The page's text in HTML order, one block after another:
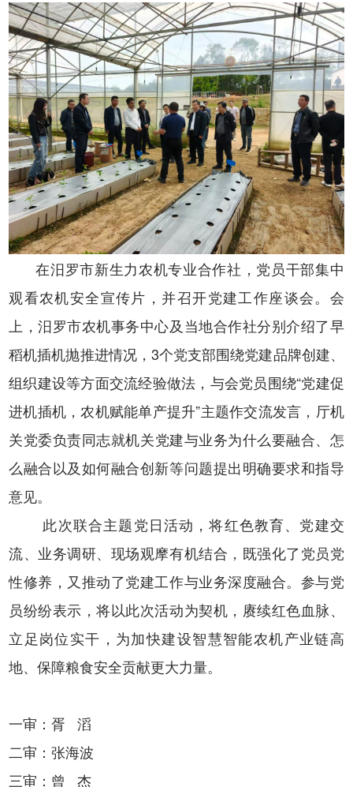
在汨罗市新生力农机专业合作社， 党员干部集中
观看农机安全宣传片， 并召开党建工作座谈会。会
上，汨罗市农机事务中心及当地合作社分别介绍了早
稻机插机抛推进情况， 3个党支部围绕党建品牌创建、
组织建设等方面交流经验做法 ，与会党员围绕“党建促
进机插机，农机赋能单产提升”主题作交流发言， 厅机
关党委负责同志就机关党建与业务为什么要融合、 怎
么融合以及如何融合创新等问题提出明确要求和指导
意见。
此次联合主题党日活动，将红色教育、党建交
流、业务调研、现场观摩有机结合，既强化了党员党
性修养，又推动了党建工作与业务深度融合。参与党
员纷纷表示，将以此次活动为契机，赓续红色血脉、
立足岗位实干，为加快建设智慧智能农机产业链高
地、保障粮食安全贡献更大力量。
一审：胥 滔
二审：张海波
三审：曾 杰